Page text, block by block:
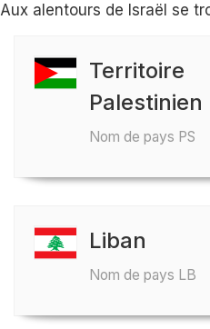
Aux alentours de Israël se
Territoire
Palestinien
Nom de pays PS
Liban
Nom de pays LB